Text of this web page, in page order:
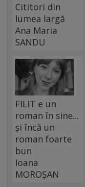
Cititori din
lumea largă
Ana Maria
SANDU
FILIT e un
roman în sine...
și încă un
roman foarte
bun
Ioana
MOROȘAN